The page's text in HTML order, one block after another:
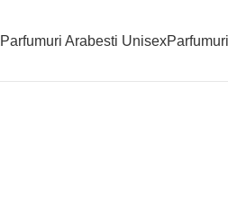
Parfumuri Arabesti Unisex